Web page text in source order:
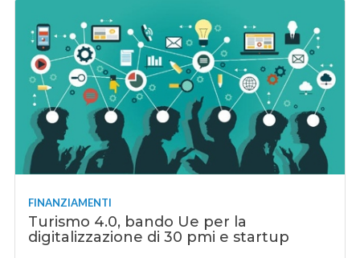
FINANZIAMENTI
Turismo 4.0, bando Ue per la
digitalizzazione di 30 pmi e startup